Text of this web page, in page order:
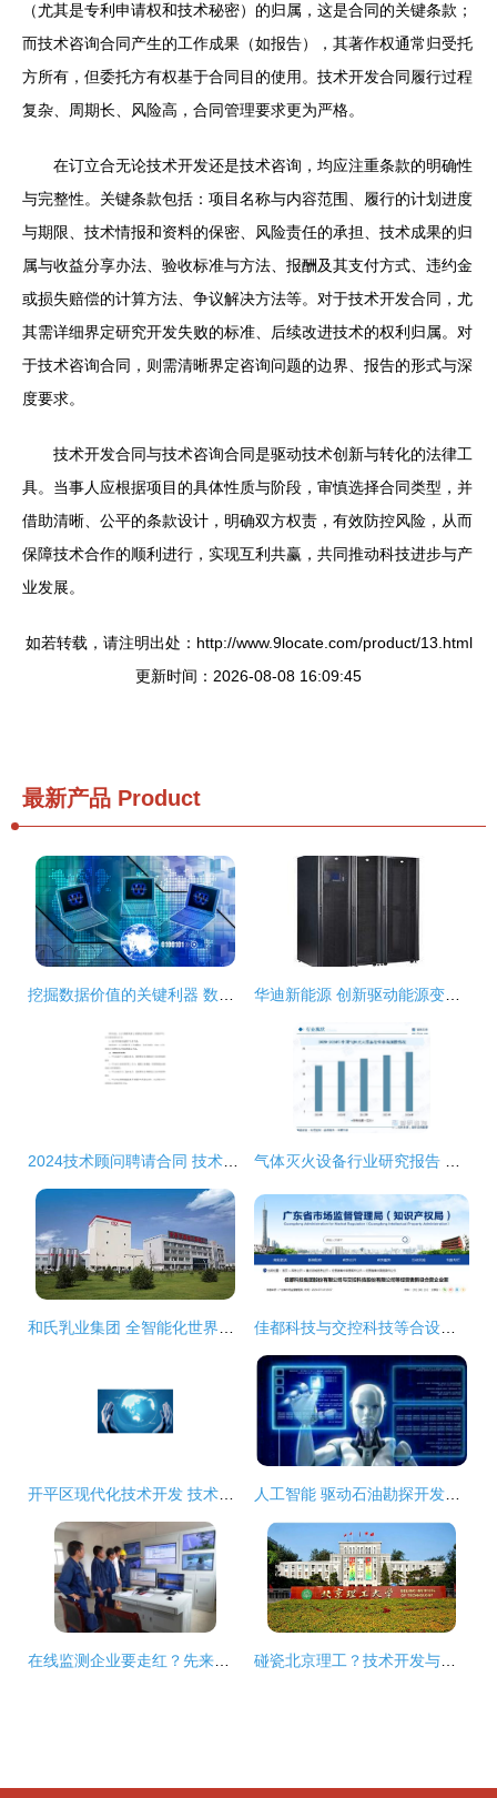
（尤其是专利申请权和技术秘密）的归属，这是合同的关键条款；
而技术咨询合同产生的工作成果（如报告），其著作权通常归受托
方所有，但委托方有权基于合同目的使用。技术开发合同履行过程
复杂、周期长、风险高，合同管理要求更为严格。
在订立合无论技术开发还是技术咨询，均应注重条款的明确性
与完整性。关键条款包括：项目名称与内容范围、履行的计划进度
与期限、技术情报和资料的保密、风险责任的承担、技术成果的归
属与收益分享办法、验收标准与方法、报酬及其支付方式、违约金
或损失赔偿的计算方法、争议解决方法等。对于技术开发合同，尤
其需详细界定研究开发失败的标准、后续改进技术的权利归属。对
于技术咨询合同，则需清晰界定咨询问题的边界、报告的形式与深
度要求。
技术开发合同与技术咨询合同是驱动技术创新与转化的法律工
具。当事人应根据项目的具体性质与阶段，审慎选择合同类型，并
借助清晰、公平的条款设计，明确双方权责，有效防控风险，从而
保障技术合作的顺利进行，实现互利共赢，共同推动科技进步与产
业发展。
如若转载，请注明出处：http://www.9locate.com/product/13.html
更新时间：2026-08-08 16:09:45
最新产品 Product